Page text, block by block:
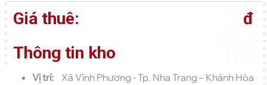
Giá thuê:
đ
Thông tin kho
Vị trí:
Xã Vĩnh Phương - Tp. Nha Trang – Khánh Hòa